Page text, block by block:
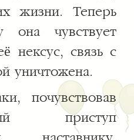
жизни. Теперь
она чувствует
нексус, связь с
уничтожена.
почувствовав
приступ